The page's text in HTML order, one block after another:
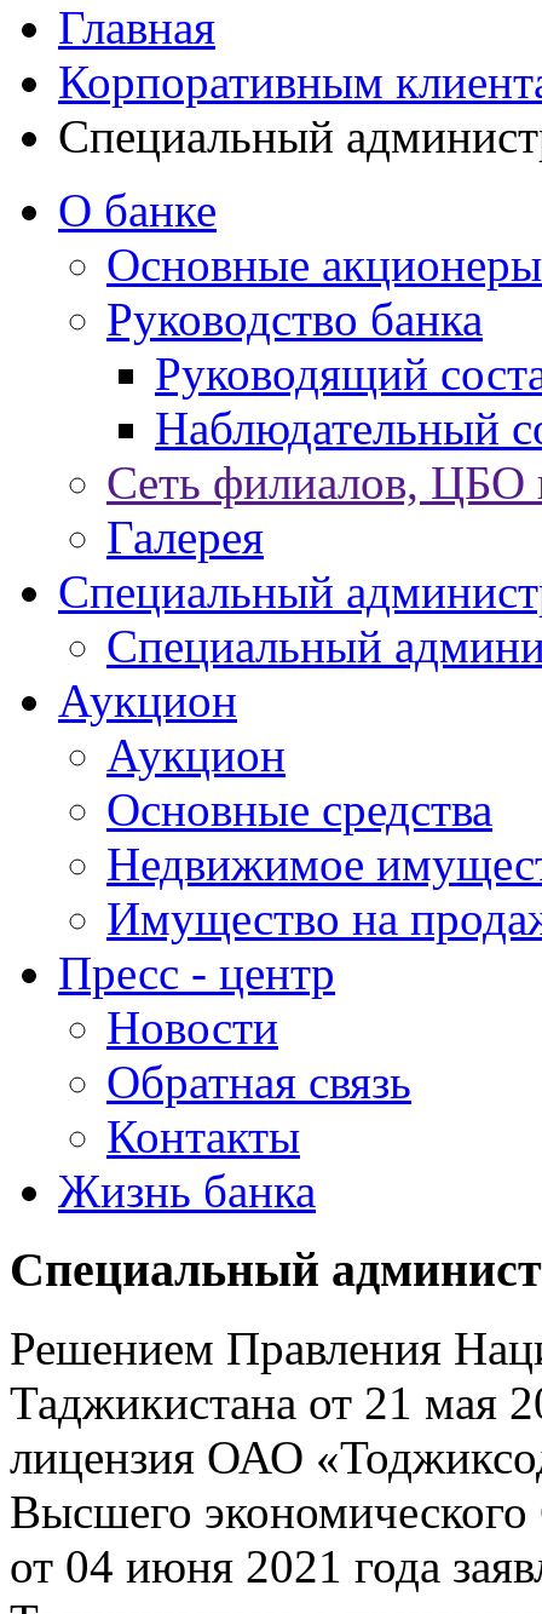
Главная
Корпоративным
Специальный
О банке
Основные акционеры
Руководство банка
Руководящий
Наблюдательный
Сеть филиалов,
Галерея
Специальный
Специальный
Аукцион
Аукцион
Основные средства
Недвижимое
Имущество на
Пресс - центр
Новости
Обратная связь
Контакты
Жизнь банка
Специальный
Решением Правления
Таджикистана от 21 мая
лицензия ОАО
Высшего
от 04 июня 2021 года